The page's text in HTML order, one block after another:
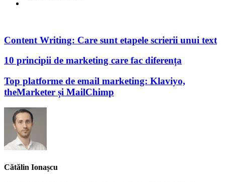
Content Writing: Care sunt etapele scrierii unui text
10 principii de marketing care fac diferența
Top platforme de email marketing: Klaviyo,
theMarketer și MailChimp
Cătălin Ionașcu